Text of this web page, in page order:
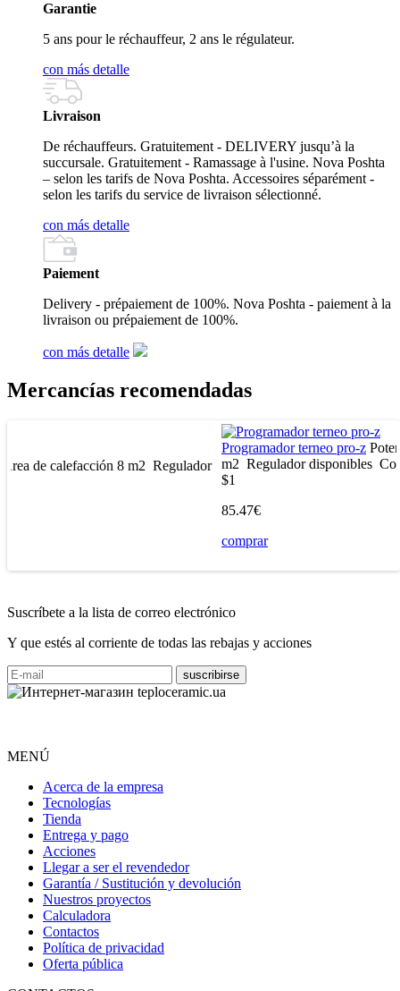
Garantie
5 ans pour le réchauffeur, 2 ans le régulateur.
con más detalle
Livraison
De réchauffeurs. Gratuitement - DELIVERY jusqu’à la
succursale. Gratuitement - Ramassage à l'usine. Nova Poshta
– selon les tarifs de Nova Poshta. Accessoires séparément -
selon les tarifs du service de livraison sélectionné.
con más detalle
Paiement
Delivery - prépaiement de 100%. Nova Poshta - paiement à la
livraison ou prépaiement de 100%.
con más detalle
Mercancías recomendadas
400 W Área de calefacción 8
m2 Regulador disponibles Convección
15 %
Suscríbete a la lista de correo electrónico
Y que estés al corriente de todas las rebajas y acciones
MENÚ
Acerca de la empresa
Tecnologías
Tienda
Entrega y pago
Acciones
Llegar a ser el revendedor
Garantía / Sustitución y devolución
Nuestros proyectos
Calculadora
Contactos
Política de privacidad
Oferta pública